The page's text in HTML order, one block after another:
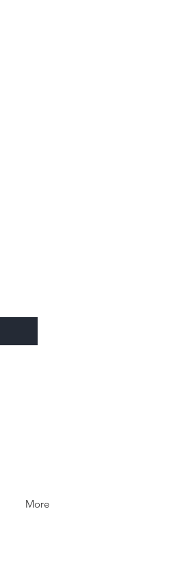
More